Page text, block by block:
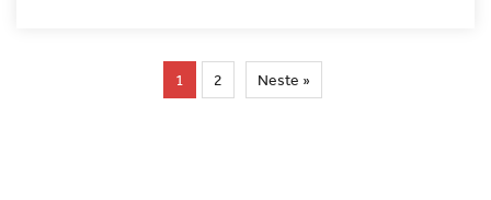
1 2 Neste »